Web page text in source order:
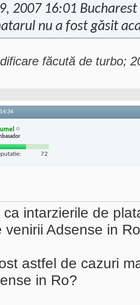
2007 16:01
nu a fost găsit
făcută de turbo;
14:34
72
ca intarzierile de
venirii Adsense in
astfel de cazuri
in Ro?